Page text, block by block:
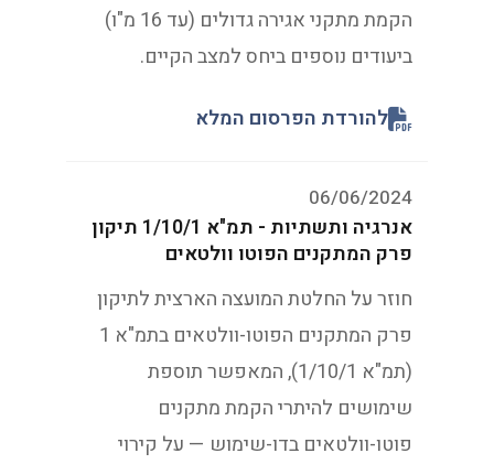
הקמת מתקני אגירה גדולים (עד 16 מ"ו)
ביעודים נוספים ביחס למצב הקיים.
להורדת הפרסום המלא
06/06/2024
אנרגיה ותשתיות - תמ"א 1/10/1 תיקון
פרק המתקנים הפוטו וולטאים
חוזר על החלטת המועצה הארצית לתיקון
פרק המתקנים הפוטו-וולטאים בתמ"א 1
(תמ"א 1/10/1), המאפשר תוספת
שימושים להיתרי הקמת מתקנים
פוטו-וולטאים בדו-שימוש — על קירוי